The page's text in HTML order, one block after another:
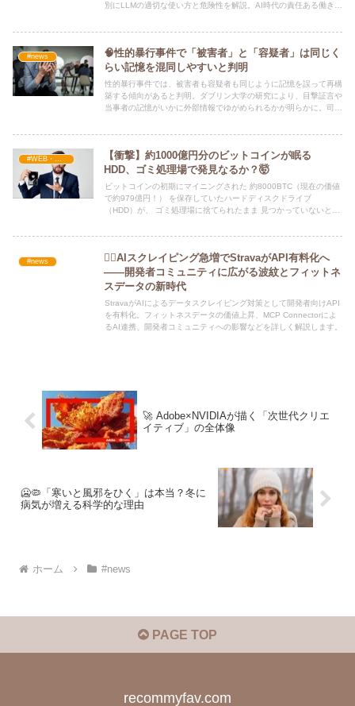
別にLLMの適切な使い方と危険性を解説。AI時代の責任ある働き方
#news
🧠性的暴行事件で「被害者」と「容疑者」は同じく
らい記憶を混同しやすいと判明
性的暴行事件では、被害者も容疑者も同じように記憶を誤って再構
築する傾向があると判明。ダブリン大学の研究により、目撃証言や
当事者の記憶がいかに外部情報でゆがめられるかが明らかに。司法
#WEB・プログラム・SEO
【衝撃】約1000億円分のビットコインが眠る
HDD、ゴミ処理場で発見なるか？🤯
ビットコインの初期にマイニングされた 約8000BTC（現在の価値
で約979億円！） を保存していたハードディスクドライブ
（HDD）が、 ゴミ処理場に捨てられたまま 見つかっていないとい
#news
🏃‍♂️AIスクレイピング急増でStravaがAPI有料化へ
――開発者コミュニティに広がる波紋とフィットネ
スデータの新時代
StravaがAIによるデータスクレイピング対策として開発者向けAPI
を有料化。フィットネスデータの価値上昇、MCP Connectorによ
るAI連携、開発者コミュニティへの影響などを詳しく解説します。
🚀 Adobe×NVIDIAが描く「次世代クリエ
イティブ」の全体像
🥶🦠「寒いと風邪をひく」は本当？冬に
病気が増える科学的な理由
ホーム #news
PAGE TOP
recommyfav.com